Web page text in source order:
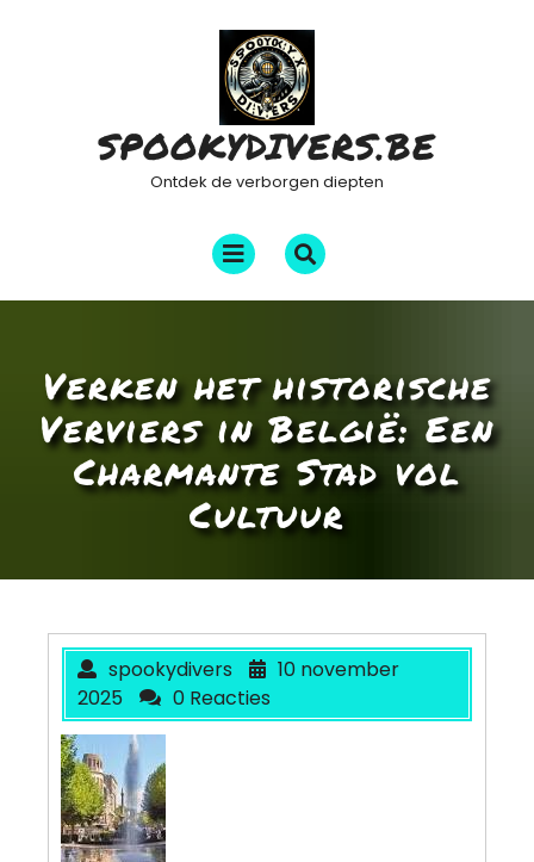
SPOOKYDIVERS.BE
Ontdek de verborgen diepten
Menu
openen
Verken het historische
Verviers in België: Een
Charmante Stad vol
Cultuur
spookydivers
10 november
2025
0 Reacties